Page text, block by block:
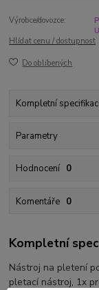
Výrobce/dovozce:
Hlídat cenu / dostupnost
Do oblíbených
Kompletní
Parametry
Hodnocení 0
Komentáře 0
Kompletní
Nástroj na pletení
pletací nástroj, 1x